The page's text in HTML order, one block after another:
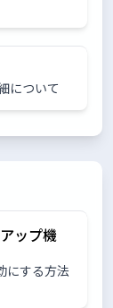
について
ップ機
にする方法